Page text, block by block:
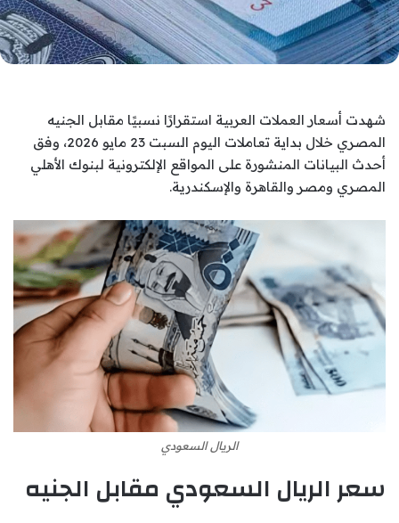
شهدت أسعار العملات العربية استقرارًا نسبيًا مقابل الجنيه
المصري خلال بداية تعاملات اليوم السبت 23 مايو 2026، وفق
أحدث البيانات المنشورة على المواقع الإلكترونية لبنوك الأهلي
المصري ومصر والقاهرة والإسكندرية.
الريال السعودي
سعر الريال السعودي مقابل الجنيه